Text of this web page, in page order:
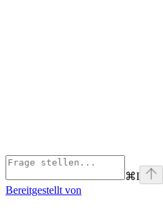
⌘I
Bereitgestellt von